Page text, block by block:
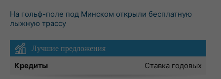
На гольф-поле под Минском открыли бесплатную
лыжную трассу
Лучшие предложения
Кредиты
Ставка годовых